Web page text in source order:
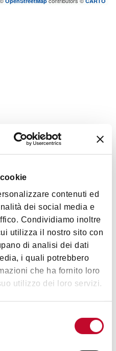
contenuti ed
dei social media e
Condividiamo inoltre
utilizza il nostro sito con
di analisi dei dati
i quali potrebbero
che ha fornito loro
utilizzo dei loro servizi.